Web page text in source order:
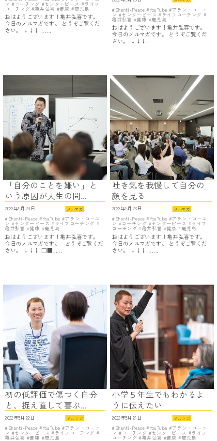
ン コーチング センターピース ライフ
コーチング 亀井弘喜 健康 鹿児島
おはようございます！亀井弘喜です。
今日のメルマガです。 どうぞご覧くだ
さい。 ↓↓↓ ……
Shanti-Peace YouTube アラン・コーエ
ン センターピース ライフコーチング
亀井弘喜 健康 鹿児島
おはようございます！亀井弘喜です。
今日のメルマガです。 どうぞご覧くだ
さい。 ↓↓↓……
「自分のことを嫌い」と
いう原因が人生の問...
2022年5月24日 メルマガ
Shanti-Peace YouTube アラン・コーエ
ン センターピース ライフコーチング
亀井弘喜 健康 鹿児島
おはようございます！亀井弘喜です。
今日のメルマガです。 どうぞご覧くだ
さい。 ↓↓↓ □■……
吐き気を我慢して自分の
顔を見る
2022年5月23日 メルマガ
Shanti-Peace YouTube アラン・コーエ
ン コーチング センターピース ライフ
コーチング 亀井弘喜 健康 鹿児島
おはようございます！亀井弘喜です。
今日のメルマガです。 どうぞご覧くだ
さい。 ↓↓↓ ……
初の低評価で傷つく自分
と、捉え直して喜ぶ...
2022年5月22日 メルマガ
Shanti-Peace YouTube アラン・コーエ
ン センターピース ライフコーチング
亀井弘喜 健康 鹿児島
小学５年生でもわかるよ
うに伝えたい
2022年5月21日 メルマガ
Shanti-Peace YouTube アラン・コーエ
ン コーチング センターピース ライフ
コーチング 亀井弘喜 健康 鹿児島